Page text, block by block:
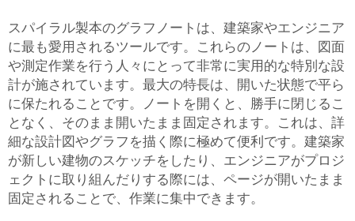
スパイラル製本のグラフノートは、建築家やエンジニア
に最も愛用されるツールです。これらのノートは、図面
や測定作業を行う人々にとって非常に実用的な特別な設
計が施されています。最大の特長は、開いた状態で平ら
に保たれることです。ノートを開くと、勝手に閉じるこ
となく、そのまま開いたまま固定されます。これは、詳
細な設計図やグラフを描く際に極めて便利です。建築家
が新しい建物のスケッチをしたり、エンジニアがプロジ
ェクトに取り組んだりする際には、ページが開いたまま
固定されることで、作業に集中できます。